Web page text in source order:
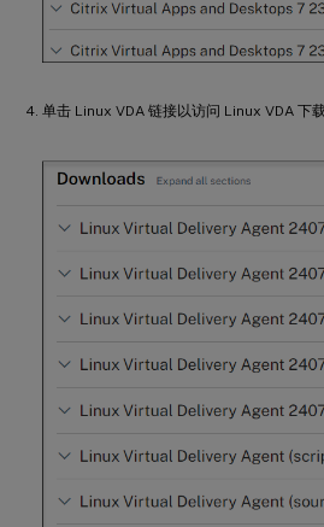
单击 Linux VDA 链接以访问 Linux VDA 下载